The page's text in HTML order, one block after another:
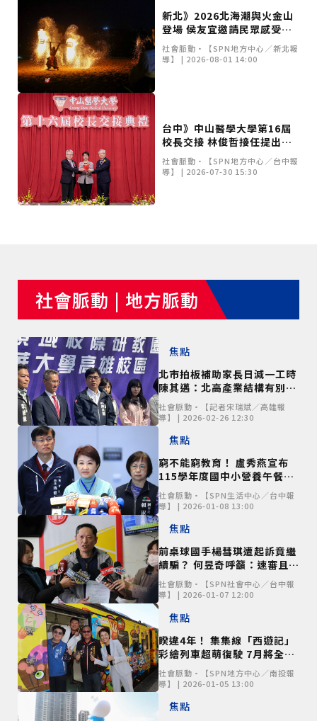
演」 邀學童化身小海盜、建築職人全台放電
阿里山精品咖啡香 成為端午與暑假深度旅遊新亮點
臺中甩「六都第一胖」稱號！「2026台中星燃計畫」啟
動 祭150萬獎金邀市民健康減重
跨界解密「健康一體」 科博館、國衛院特展登場 手機
化身探險工具自主解謎
活潑親切打破失智框架！日王牌業務丹野智文抗病13
年，靠「第二大腦」獨自來台分享生命淚水
國際保育盛事首移師亞洲 Joint TAG全球專家會議臺北
登場
綠營中投參選人合體 拋「中投新市鎮」 交通與醫療跨
域治理成焦點
夜市變廟會！山邊媽、旱溪媽、大庄媽三媽首度齊巡逢
甲 萬人爭躦轎底響徹夜空
MLB》鄧愷威6局飆6K完封小熊奪第3勝！宰制力複製
「王建民建仔旋風」引爆世代傳承鐵觀音節政大登場 結合大文山友善食農與地方創生
臺德技職教育深層對話！德國Walther Rathenau師生
造訪大安高工 體驗端午文化與前瞻工業實作
迎端午、抗酷暑！臺中盛夏水域系列活動本周六起兩地
開划
課堂搬到菜市場！北市13校「游於藝」成果展 導覽小
尖兵用藝術「說」出千年風俗
20年淬鍊！貓空纜車運量突破4,000萬人次 「天空綠
洲」成國際打卡新地標
熊鷹羽毛與保育的兩難！金甌女中師生齊聚《飛吧！熊
跨海義診13年
新北》2026北海潮與火金山
登場 侯友宜邀請民眾感受夏
季光影饗宴
社會脈動•【SPN地方中心／新北報
導】 | 2026-08-01 14:00
台中》中山醫學大學第16屆
校長交接 林俊哲接任提出五
大治校方向
社會脈動•【SPN地方中心／台中報
導】 | 2026-07-30 15:30
社會脈動 | 地方脈動
焦點
北市拍板補助家長日減一工時
陳其邁：北高產業結構有別暫
不跟進
社會脈動•【記者宋瑞斌／高雄報
導】 | 2026-02-26 12:30
焦點
窮不能窮教育！ 盧秀燕宣布
115學年度國中小營養午餐全
面免費
社會脈動•【SPN生活中心／台中報
導】 | 2026-01-08 13:00
焦點
前桌球國手楊彗琪遭起訴竟繼
續騙？ 何昱奇呼籲：速審且必
要時羈押
社會脈動•【SPN社會中心／台中報
導】 | 2026-01-07 12:00
焦點
睽違4年！ 集集線「西遊記」
彩繪列車超萌復駛 7月將全線
通車
社會脈動•【SPN地方中心／南投報
導】 | 2026-01-05 13:00
焦點